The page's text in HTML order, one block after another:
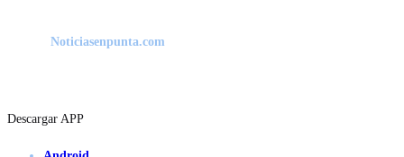
Noticiasenpunta.com
Descargar APP